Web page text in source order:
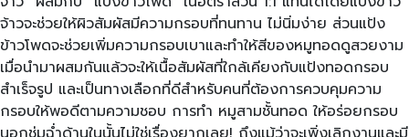
จ้าวจะช่วยให้ผิวสัมผัสมีความกรอบที่ทนทาน ไม่นิ่มง่าย ส่วนแป้ง
ข้าวโพดจะช่วยเพิ่มความกรอบเบาและทำให้สีของหมูทอดดูสวยงาม
เมื่อนำมาผสมกันแล้วจะให้เนื้อสัมผัสที่ใกล้เคียงกับแป้งทอดกรอบ
สำเร็จรูป และเป็นทางเลือกที่ดีสำหรับคนที่ต้องการควบคุมความ
กรอบให้พอดีตามความชอบ การทำ หมูสามชั้นทอด ให้อร่อยกรอบ